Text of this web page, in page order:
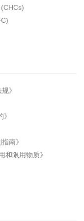
》
南》
和限用物质》